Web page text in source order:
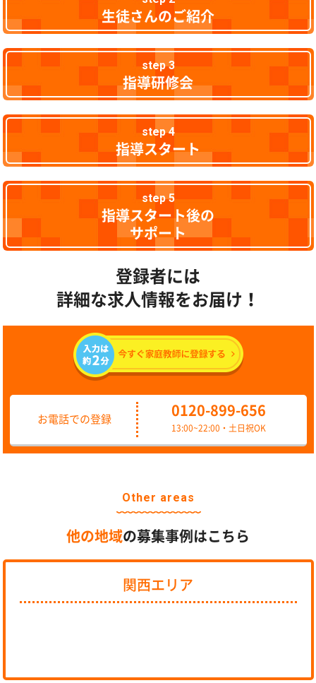
生徒さんのご紹介
step 3
指導研修会
step 4
指導スタート
step 5
指導スタート後の
サポート
登録者には
詳細な求人情報をお届け！
お電話での登録
0120-899-656
13:00~22:00・土日祝OK
Other areas
他の地域の募集事例はこちら
関西エリア